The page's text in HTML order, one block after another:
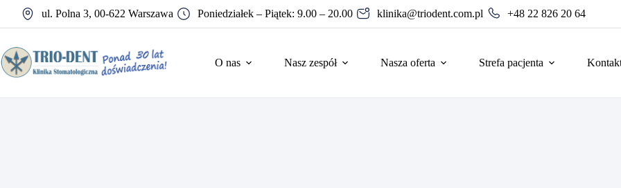
Przejdź
treści
ul. Polna 3, 00-622 Warszawa Poniedziałek – Piątek: 9.00 – 20.00 klinika@triodent.com.pl +48 22 826 20 64
O nas Nasz zespół Nasza oferta Strefa pacjenta